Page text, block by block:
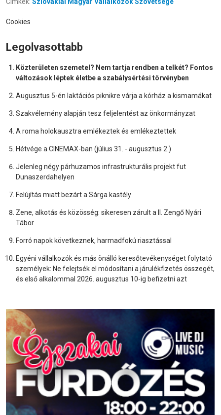
Cookies
Legolvasottabb
Közterületen szemetel? Nem tartja rendben a telkét? Fontos
változások léptek életbe a szabálysértési törvényben
Augusztus 5-én laktációs piknikre várja a kórház a kismamákat
Szakvélemény alapján tesz feljelentést az önkormányzat
A roma holokausztra emlékeztek és emlékeztettek
Hétvége a CINEMAX-ban (július 31. - augusztus 2.)
Jelenleg négy párhuzamos infrastrukturális projekt fut
Dunaszerdahelyen
Felújítás miatt bezárt a Sárga kastély
Zene, alkotás és közösség: sikeresen zárult a II. Zengő Nyári
Tábor
Forró napok következnek, harmadfokú riasztással
Egyéni vállalkozók és más önálló keresőtevékenységet folytató
személyek: Ne felejtsék el módosítani a járulékfizetés összegét,
és első alkalommal 2026. augusztus 10-ig befizetni azt